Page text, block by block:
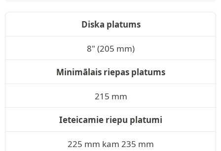
Diska platums
8" (205 mm)
Minimālais riepas platums
215 mm
Ieteicamie riepu platumi
225 mm kam 235 mm